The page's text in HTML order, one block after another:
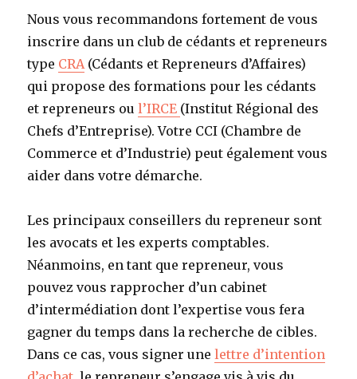
Nous vous recommandons fortement de vous
inscrire dans un club de cédants et repreneurs
type CRA (Cédants et Repreneurs d’Affaires)
qui propose des formations pour les cédants
et repreneurs oul’IRCE (Institut Régional des
Chefs d’Entreprise). Votre CCI (Chambre de
Commerce et d’Industrie) peut également vous
aider dans votre démarche.
Les principaux conseillers du repreneur sont
les avocats et les experts comptables.
Néanmoins, en tant que repreneur, vous
pouvez vous rapprocher d’un cabinet
d’intermédiation dont l’expertise vous fera
gagner du temps dans la recherche de cibles.
Dans ce cas, vous signer unelettre d’intention